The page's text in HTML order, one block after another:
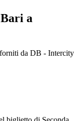
a
da DB - Intercity